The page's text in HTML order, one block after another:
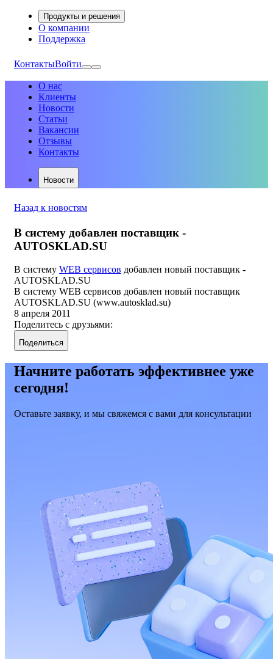
Продукты и решения
О компании
Поддержка
КонтактыВойти
О нас
Клиенты
Новости
Статьи
Вакансии
Отзывы
Контакты
Новости
Назад к новостям
В систему добавлен поставщик -
AUTOSKLAD.SU
В систему WEB сервисов добавлен новый поставщик -
AUTOSKLAD.SU
В систему WEB сервисов добавлен новый поставщик
AUTOSKLAD.SU (www.autosklad.su)
8 апреля 2011
Поделитесь с друзьями:
Поделиться
Начните работать эффективнее уже
сегодня!
Оставьте заявку, и мы свяжемся с вами для консультации